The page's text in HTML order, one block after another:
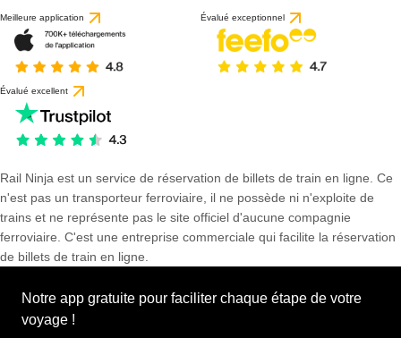
Meilleure application Évalué exceptionnel
Évalué excellent
Rail Ninja est un service de réservation de billets de train en ligne. Ce
n'est pas un transporteur ferroviaire, il ne possède ni n'exploite de
trains et ne représente pas le site officiel d'aucune compagnie
ferroviaire. C'est une entreprise commerciale qui facilite la réservation
de billets de train en ligne.
Notre app gratuite pour faciliter chaque étape de votre
voyage !